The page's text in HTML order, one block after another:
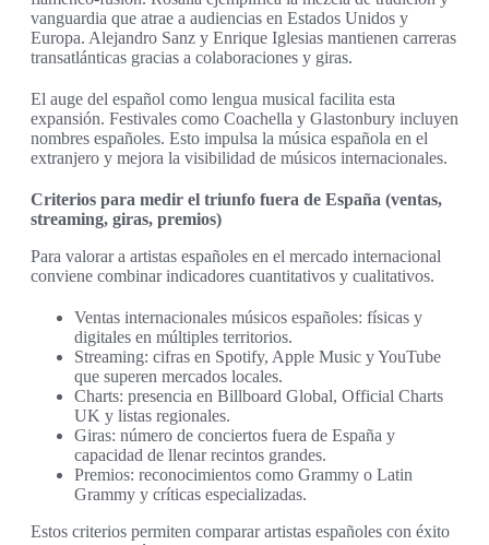
vanguardia que atrae a audiencias en Estados Unidos y
Europa. Alejandro Sanz y Enrique Iglesias mantienen carreras
transatlánticas gracias a colaboraciones y giras.
El auge del español como lengua musical facilita esta
expansión. Festivales como Coachella y Glastonbury incluyen
nombres españoles. Esto impulsa la música española en el
extranjero y mejora la visibilidad de músicos internacionales.
Criterios para medir el triunfo fuera de España (ventas,
streaming, giras, premios)
Para valorar a artistas españoles en el mercado internacional
conviene combinar indicadores cuantitativos y cualitativos.
Ventas internacionales músicos españoles: físicas y
digitales en múltiples territorios.
Streaming: cifras en Spotify, Apple Music y YouTube
que superen mercados locales.
Charts: presencia en Billboard Global, Official Charts
UK y listas regionales.
Giras: número de conciertos fuera de España y
capacidad de llenar recintos grandes.
Premios: reconocimientos como Grammy o Latin
Grammy y críticas especializadas.
Estos criterios permiten comparar artistas españoles con éxito